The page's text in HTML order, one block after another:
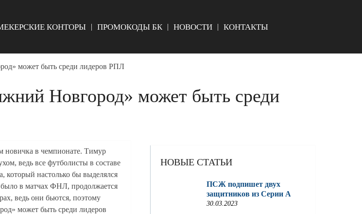
КОНТОРЫ ПРОМОКОДЫ БК НОВОСТИ КОНТАКТЫ
может быть среди лидеров РПЛ
Новгород» может быть среди
новичка в чемпионате. Тимур
ведь все футболисты в составе
который настолько бы выделялся
было в матчах ФНЛ, продолжается
ведь они бьются, поэтому
может быть среди лидеров
НОВЫЕ СТАТЬИ
ПСЖ подпишет двух
защитников из Серии A
30.03.2023